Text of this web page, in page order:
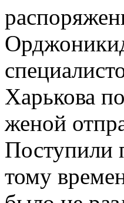
Харькова
женой
Поступили
тому